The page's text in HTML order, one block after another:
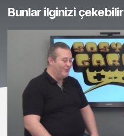
Bunlar ilginizi çekebilir